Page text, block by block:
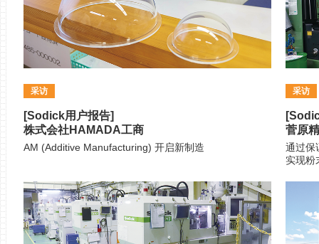
采访
[Sodick用户报告]
株式会社HAMADA工商
AM (Additive Manufacturing) 开启新制造
采访
菅原
通过保
实现粉